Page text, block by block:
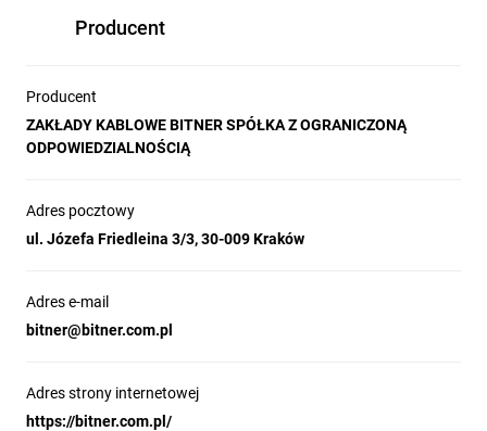
Producent
Producent
ZAKŁADY KABLOWE BITNER SPÓŁKA Z OGRANICZONĄ
ODPOWIEDZIALNOŚCIĄ
Adres pocztowy
ul. Józefa Friedleina 3/3, 30-009 Kraków
Adres e-mail
bitner@bitner.com.pl
Adres strony internetowej
https://bitner.com.pl/